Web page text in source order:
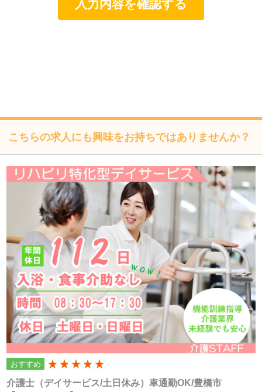
個人情報は、適法かつ適正な方法で取得します。
個人情報の取扱いについて
株式会社フォーテック（以下「当社」といいます）は、当プ
ライバシーポリシーを掲示し、当プライバシーポリシーに準
拠して提供されるサービス（以下「本サービス」といいま
す）の利用企業・団体等（以下「利用企業等」といいます）
および本サービスをご利用になる方（以下「ユーザー」とい
います）のプライバシーを尊重し、ユーザーの個人情報の管
理に細心の注意を払い、これを取扱うものとします。
個人情報の利用目的
個人情報の利用目的は以下の通りです。利用目的を超えて利
こちらの求人にも興味をお持ちではありませんか？
介護士（デイサービス/土日休み）車通勤OK/豊橋市
おすすめ
200